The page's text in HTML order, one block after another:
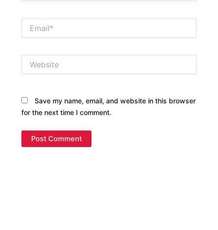
Save my name, email, and website in this browser
for the next time I comment.